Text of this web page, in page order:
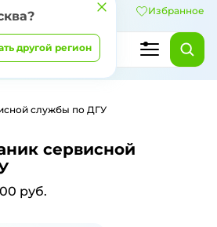
?
другой регион
Избранное
службы по ДГУ
сервисной
руб.